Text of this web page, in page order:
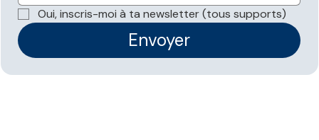
nécessaires pour apparaître dans les
réponses IA ?
Oui, inscris-moi à ta newsletter (tous supports)
Envoyer